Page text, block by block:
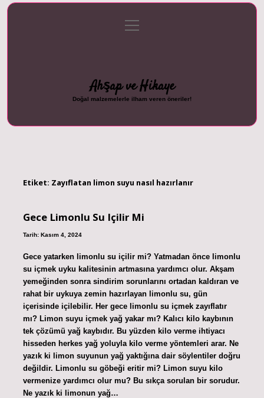
Gizlilik Politikası
menüyü
aç
Ahşap ve Hikaye
Doğal malzemelerle ilham veren öneriler!
Etiket: Zayıflatan limon suyu nasıl hazırlanır
Gece Limonlu Su Içilir Mi
Tarih: Kasım 4, 2024
Gece yatarken limonlu su içilir mi? Yatmadan önce limonlu
su içmek uyku kalitesinin artmasına yardımcı olur. Akşam
yemeğinden sonra sindirim sorunlarını ortadan kaldıran ve
rahat bir uykuya zemin hazırlayan limonlu su, gün
içerisinde içilebilir. Her gece limonlu su içmek zayıflatır
mı? Limon suyu içmek yağ yakar mı? Kalıcı kilo kaybının
tek çözümü yağ kaybıdır. Bu yüzden kilo verme ihtiyacı
hisseden herkes yağ yoluyla kilo verme yöntemleri arar. Ne
yazık ki limon suyunun yağ yaktığına dair söylentiler doğru
değildir. Limonlu su göbeği eritir mi? Limon suyu kilo
vermenize yardımcı olur mu? Bu sıkça sorulan bir sorudur.
Ne yazık ki limonun yağ…